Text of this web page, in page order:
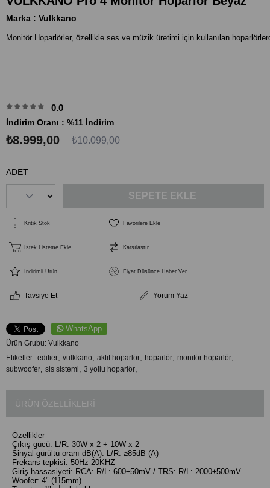
Marka : Vulkkano
0.0
İndirim Oranı : %11 İndirim
₺10.099,00
₺8.999,00
ADET
Kritik Stok Favorilere Ekle
İstek Listeme Ekle Karşılaştır
İndirimli Ürün Fiyat Düşünce Haber Ver
Tavsiye Et Yorum Yaz
WhatsApp
Ürün Grubu: Vulkkano
Etiketler edifier vulkkano aktif hoparlör hoparlör monitör hoparlör
subwoofer sis sistemi 3 yollu hoparlör
ÜRÜN ÖZELLIKLERI
Özellikler
Çıkış gücü: L/R: 30W x 2 + 10W x 2
Sinyal-gürültü oranı dB(A): L/R: ≥85dB (A)
Frekans tepkisi: 50Hz-20KHZ
Giriş hassasiyeti: RCA: R/L: 600±50mV / TRS: R/L: 2000±500mV
Woofer: 4" (115mm)